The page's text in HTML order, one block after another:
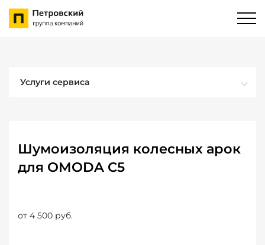
Услуги сервиса
Шумоизоляция колесных арок
для OMODA C5
от 4 500 руб.